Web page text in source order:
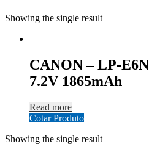
Showing the single result
CANON – LP-
7.2V 1865mAh
Read more
Cotar Produto
Showing the single result